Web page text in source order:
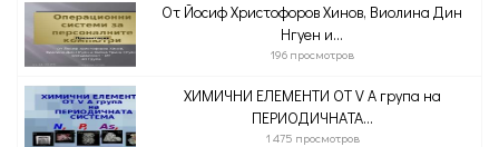
От Йосиф Христофоров Хинов, Виолина Дин
Нгуен и...
196 просмотров
ХИМИЧНИ ЕЛЕМЕНТИ ОТ V А група на
ПЕРИОДИЧНАТА...
1 475 просмотров